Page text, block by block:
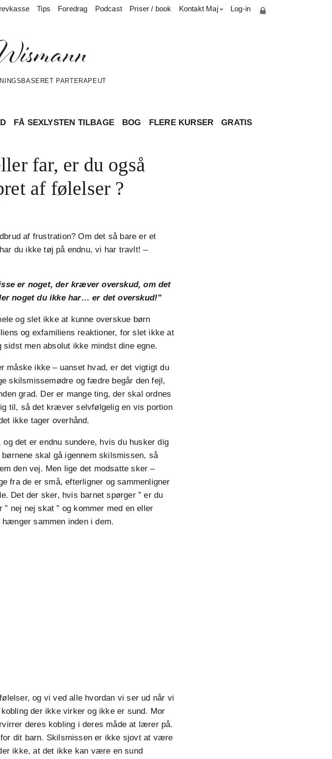
Tips Foredrag Podcast Priser / book Kontakt Maj Log-in
PARTERAPEUT
FÅ SEXLYSTEN TILBAGE BOG FLERE KURSER GRATIS
far, er du også
af følelser ?
af frustration? Om det så bare er et
du ikke tøj på endnu, vi har travlt! –
er noget, der kræver overskud, om det
noget du ikke har… er det overskud!"
og slet ikke at kunne overskue børn
og exfamiliens reaktioner, for slet ikke at
men absolut ikke mindst dine egne.
måske ikke – uanset hvad, er det vigtigt du
skilsmissemødre og fædre begår den fejl,
grad. Der er mange ting, der skal ordnes
til, så det kræver selvfølgelig en vis portion
ikke tager overhånd.
det er endnu sundere, hvis du husker dig
skal gå igennem skilsmissen, så
den vej. Men lige det modsatte sker –
fra de er små, efterligner og sammenligner
Det der sker, hvis barnet spørger ” er du
nej nej skat ” og kommer med en eller
sammen inden i dem.
og vi ved alle hvordan vi ser ud når vi
der ikke virker og ikke er sund. Mor
deres kobling i deres måde at lærer på.
dit barn. Skilsmissen er ikke sjovt at være
ikke, at det ikke kan være en sund